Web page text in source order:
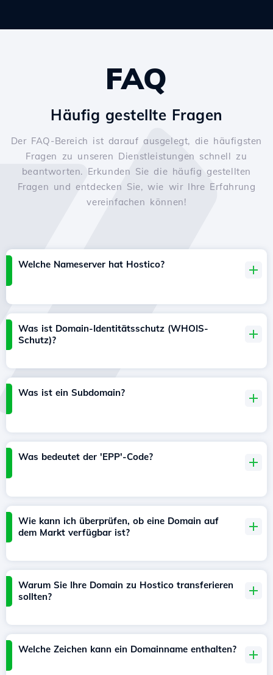
FAQ
Häufig gestellte Fragen
Der FAQ-Bereich ist darauf ausgelegt, die häufigsten
Fragen zu unseren Dienstleistungen schnell zu
beantworten. Erkunden Sie die häufig gestellten
Fragen und entdecken Sie, wie wir Ihre Erfahrung
vereinfachen können!
Welche Nameserver hat Hostico?
Was ist Domain-Identitätsschutz (WHOIS-
Schutz)?
Was ist ein Subdomain?
Was bedeutet der 'EPP'-Code?
Wie kann ich überprüfen, ob eine Domain auf
dem Markt verfügbar ist?
Warum Sie Ihre Domain zu Hostico transferieren
sollten?
Welche Zeichen kann ein Domainname enthalten?